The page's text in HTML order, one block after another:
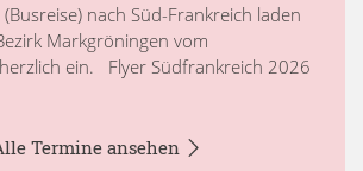
nach Süd-Frankreich laden
Markgröningen vom
ein. Flyer Südfrankreich 2026
Termine ansehen